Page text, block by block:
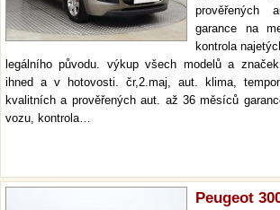
garance na
kontrola
legálního původu. výkup všech modelů a
ihned a v hotovosti. čr,2.maj, aut. klima,
kvalitních a prověřených aut. až 36 měsíců
vozu, kontrola…
Peugeot